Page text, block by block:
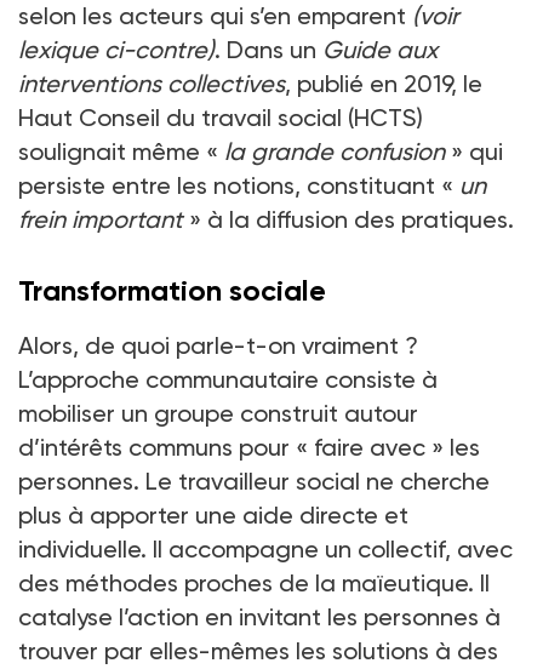
selon les acteurs qui s’en emparent (voir
lexique ci-contre). Dans un Guide aux
interventions collectives, publié en 2019, le
Haut Conseil du travail social (HCTS)
soulignait même « la grande confusion» qui
persiste entre les notions, constituant « un
frein important» à la diffusion des pratiques.
Transformation sociale
Alors, de quoi parle-t-on vraiment ?
L’approche communautaire consiste à
mobiliser un groupe construit autour
d’intérêts communs pour « faire avec » les
personnes. Le travailleur social ne cherche
plus à apporter une aide directe et
individuelle. Il accompagne un collectif, avec
des méthodes proches de la maïeutique. Il
catalyse l’action en invitant les personnes à
trouver par elles-mêmes les solutions à des